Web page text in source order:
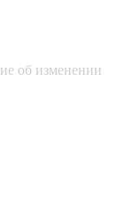
об изменении